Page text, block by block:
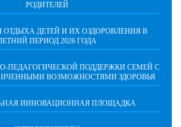
РОДИТЕЛЕЙ
ОТДЫХА ДЕТЕЙ И ИХ ОЗДОРОВЛЕНИЯ В
ПЕРИОД 2026 ГОДА
ПЕДАГОГИЧЕСКОЙ ПОДДЕРЖКИ СЕМЕЙ С
ВОЗМОЖНОСТЯМИ ЗДОРОВЬЯ
ИННОВАЦИОННАЯ ПЛОЩАДКА